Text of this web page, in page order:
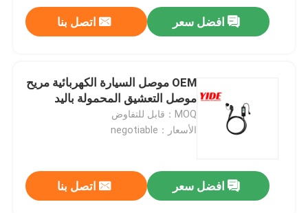
افضل سعر اتصل بنا
OEM موصل السيارة الكهربائية مريح
موصل التعشيق المحمولة باليد
MOQ：قابل للتفاوض
الأسعار：negotiable
افضل سعر اتصل بنا